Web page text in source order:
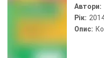
Автори:
Рік:
Опис: